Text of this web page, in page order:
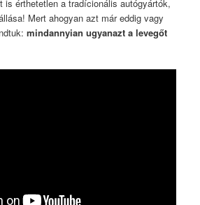
is érthetetlen a tradícionális autógyártók,
Mert ahogyan azt már eddig vagy
mindannyian ugyanazt a levegőt